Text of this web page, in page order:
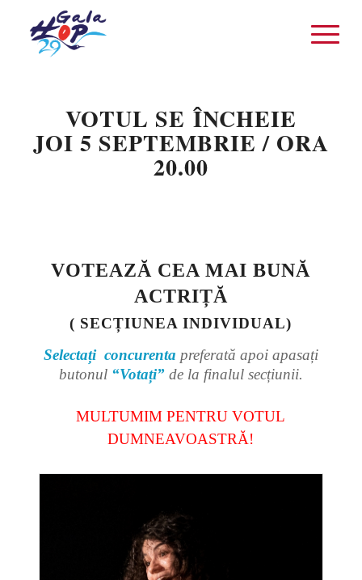
VOTUL SE ÎNCHEIE
JOI 5 SEPTEMBRIE / ORA
20.00
VOTEAZĂ CEA MAI BUNĂ
ACTRIȚĂ
( SECȚIUNEA INDIVIDUAL)
Selectați concurenta preferată apoi apasați
butonul “Votați”de la finalul secțiunii.
MULTUMIM PENTRU VOTUL
DUMNEAVOASTRĂ!